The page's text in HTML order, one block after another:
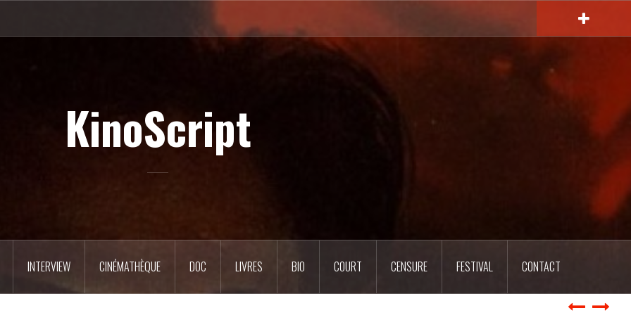
KinoScript
INTERVIEW CINÉMATHÈQUE DOC LIVRES BIO COURT CENSURE FESTIVAL CONTACT